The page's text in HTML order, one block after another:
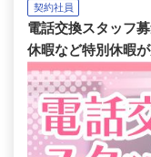
契約社員
電話交換スタッフ
休暇など特別休暇が